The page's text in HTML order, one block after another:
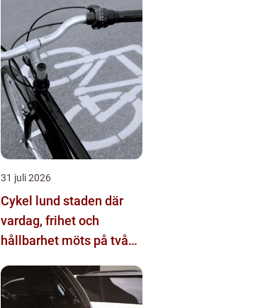
31 juli 2026
Cykel lund staden där
vardag, frihet och
hållbarhet möts på två